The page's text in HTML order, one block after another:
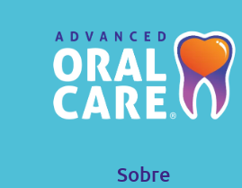
Sobre